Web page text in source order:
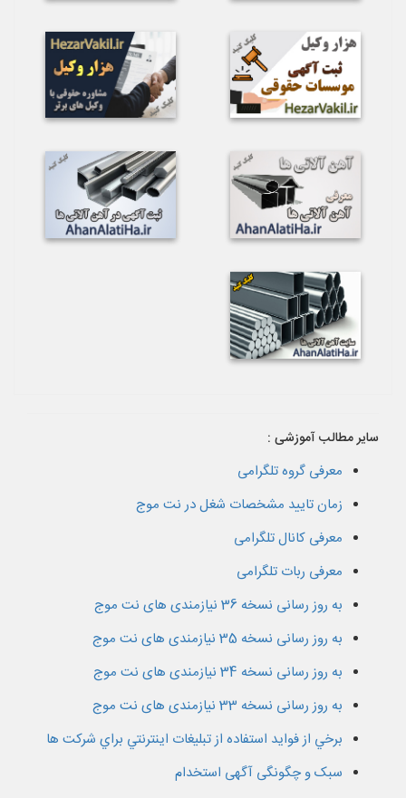
سایر مطالب آموزشی :
معرفی گروه تلگرامی
زمان تایید مشخصات شغل در نت موج
معرفی کانال تلگرامی
معرفی ربات تلگرامی
به روز رسانی نسخه 36 نیازمندی های نت موج
به روز رسانی نسخه 35 نیازمندی های نت موج
به روز رسانی نسخه 34 نیازمندی های نت موج
به روز رسانی نسخه 33 نیازمندی های نت موج
برخي از فوايد استفاده از تبليغات اينترنتي براي شرکت ها
سبک و چگونگی آگهی استخدام